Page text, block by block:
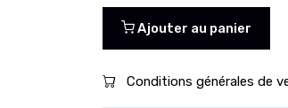
Ajouter au panier
Conditions générales de